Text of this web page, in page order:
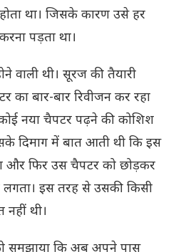
था। जिसके कारण उसे हर
पड़ता था।
वाली थी। सूरज की तैयारी
का बार-बार रिवीजन कर रहा
नया चैपटर पढ़ने की कोशिश
दिमाग में बात आती थी कि इस
और फिर उस चैपटर को छोड़कर
इस तरह से उसकी किसी
थी।
समझाया कि अब अपने पास